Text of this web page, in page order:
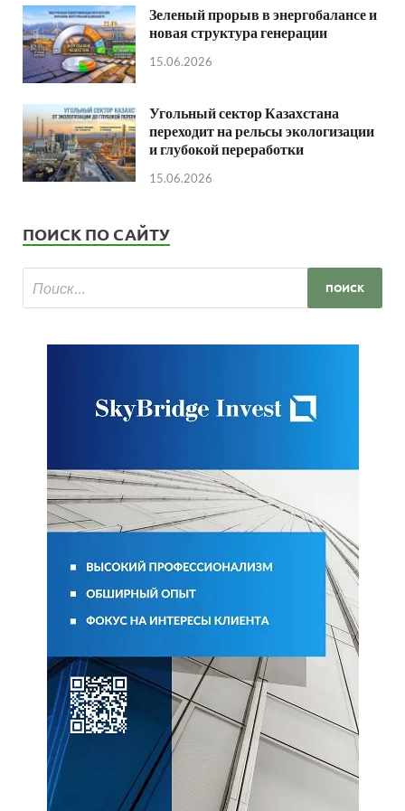
Зеленый прорыв в энергобалансе и
новая структура генерации
15.06.2026
Угольный сектор Казахстана
переходит на рельсы экологизации
и глубокой переработки
15.06.2026
ПОИСК ПО САЙТУ